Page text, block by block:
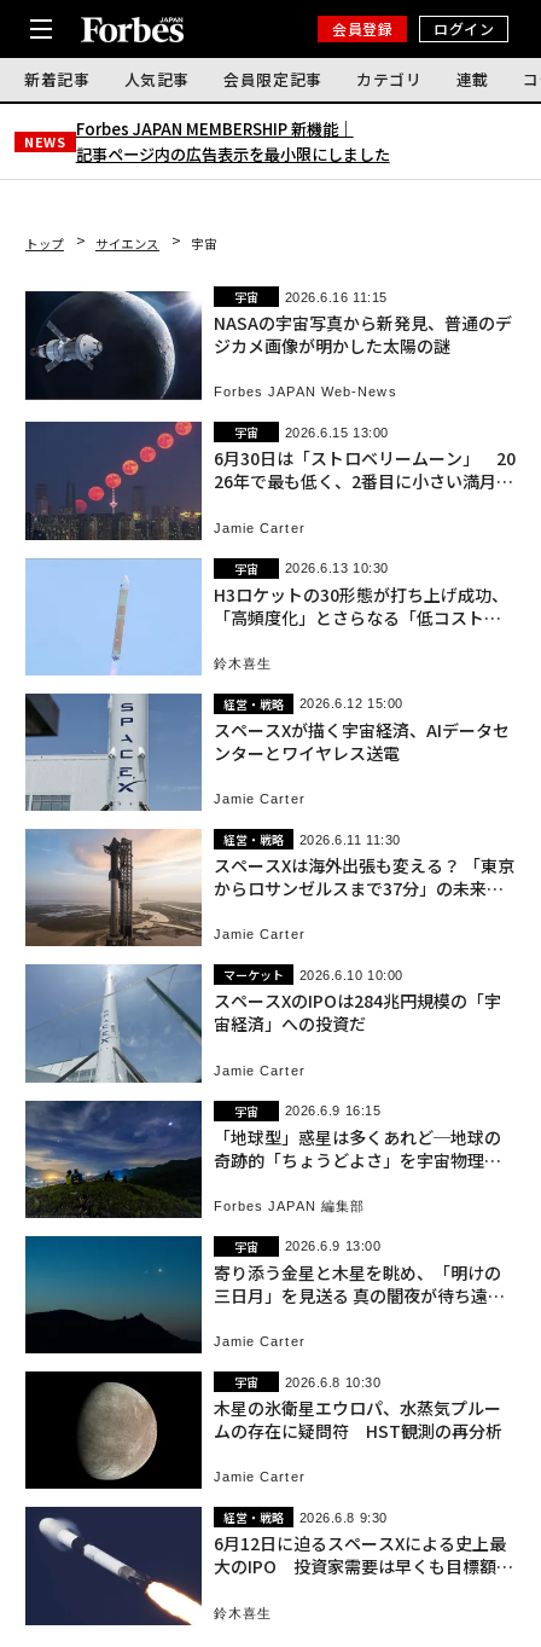
会員登録 ログイン
新着記事 人気記事 会員限定記事 カテゴリ 連載
NEWS
Forbes JAPAN MEMBERSHIP 新機能｜
記事ページ内の広告表示を最小限にしました
トップ サイエンス 宇宙
宇宙 2026.6.16 11:15
NASAの宇宙写真から新発見、普通のデ
ジカメ画像が明かした太陽の謎
Forbes JAPAN Web-News
宇宙 2026.6.15 13:00
6月30日は「ストロベリームーン」 20
26年で最も低く、2番目に小さい満月を
Jamie Carter
宇宙 2026.6.13 10:30
H3ロケットの30形態が打ち上げ成功、
「高頻度化」とさらなる「低コスト」
鈴木喜生
経営・戦略 2026.6.12 15:00
スペースXが描く宇宙経済、AIデータセ
ンターとワイヤレス送電
Jamie Carter
経営・戦略 2026.6.11 11:30
スペースXは海外出張も変える？ 「東京
からロサンゼルスまで37分」の未来は
Jamie Carter
マーケット 2026.6.10 10:00
スペースXのIPOは284兆円規模の「宇
宙経済」への投資だ
Jamie Carter
宇宙 2026.6.9 16:15
「地球型」惑星は多くあれど─地球の
奇跡的「ちょうどよさ」を宇宙物理学
Forbes JAPAN 編集部
宇宙 2026.6.9 13:00
寄り添う金星と木星を眺め、「明けの
三日月」を見送る 真の闇夜が待ち遠し
Jamie Carter
宇宙 2026.6.8 10:30
木星の氷衛星エウロパ、水蒸気プルー
ムの存在に疑問符 HST観測の再分析
Jamie Carter
経営・戦略 2026.6.8 9:30
6月12日に迫るスペースXによる史上最
大のIPO 投資家需要は早くも目標額の
鈴木喜生